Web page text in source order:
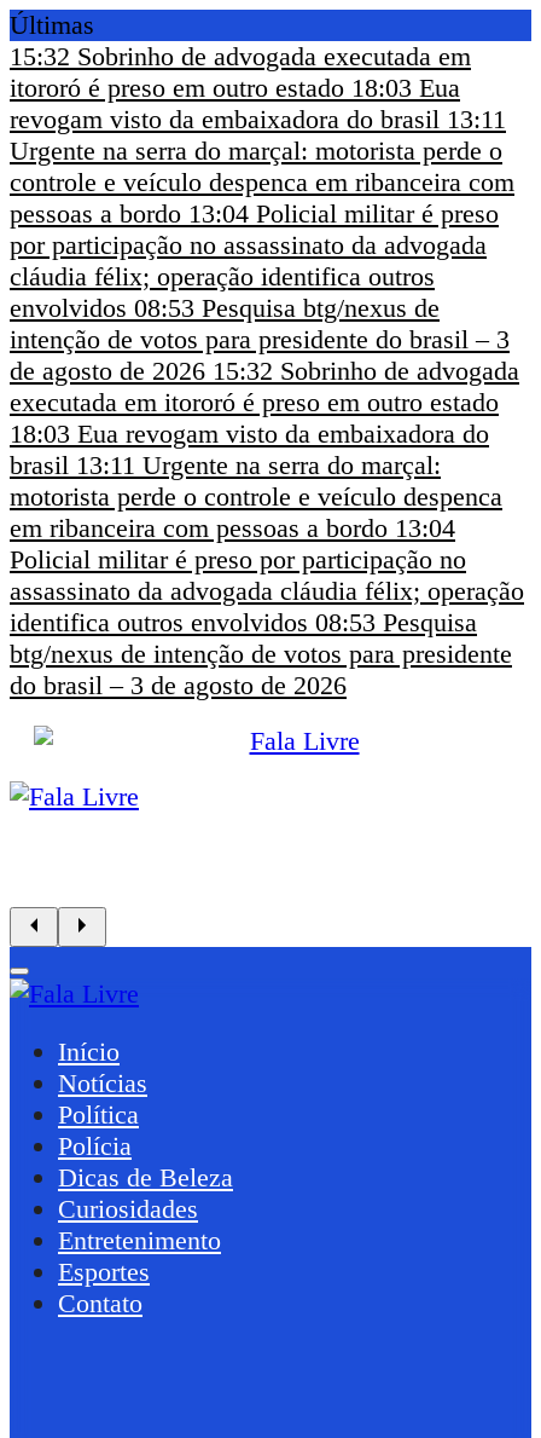
Últimas
15:32 Sobrinho de advogada executada em
itororó é preso em outro estado 18:03 Eua
revogam visto da embaixadora do brasil 13:11
Urgente na serra do marçal: motorista perde o
controle e veículo despenca em ribanceira com
pessoas a bordo 13:04 Policial militar é preso
por participação no assassinato da advogada
cláudia félix; operação identifica outros
envolvidos 08:53 Pesquisa btg/nexus de
intenção de votos para presidente do brasil – 3
de agosto de 2026 15:32 Sobrinho de advogada
executada em itororó é preso em outro estado
18:03 Eua revogam visto da embaixadora do
brasil 13:11 Urgente na serra do marçal:
motorista perde o controle e veículo despenca
em ribanceira com pessoas a bordo 13:04
Policial militar é preso por participação no
assassinato da advogada cláudia félix; operação
identifica outros envolvidos 08:53 Pesquisa
btg/nexus de intenção de votos para presidente
do brasil – 3 de agosto de 2026
Início
Notícias
Política
Polícia
Dicas de Beleza
Curiosidades
Entretenimento
Esportes
Contato